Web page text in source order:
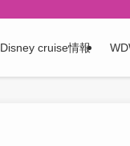
Disney cruise情報